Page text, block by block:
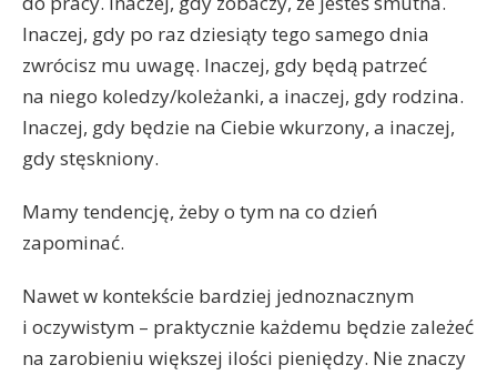
Inaczej, gdy po raz dziesiąty tego samego dnia
zwrócisz mu uwagę. Inaczej, gdy będą patrzeć
na niego koledzy/koleżanki, a inaczej, gdy rodzina.
Inaczej, gdy będzie na Ciebie wkurzony, a inaczej,
gdy stęskniony.
Mamy tendencję, żeby o tym na co dzień
zapominać.
Nawet w kontekście bardziej jednoznacznym
i oczywistym – praktycznie każdemu będzie zależeć
na zarobieniu większej ilości pieniędzy. Nie znaczy